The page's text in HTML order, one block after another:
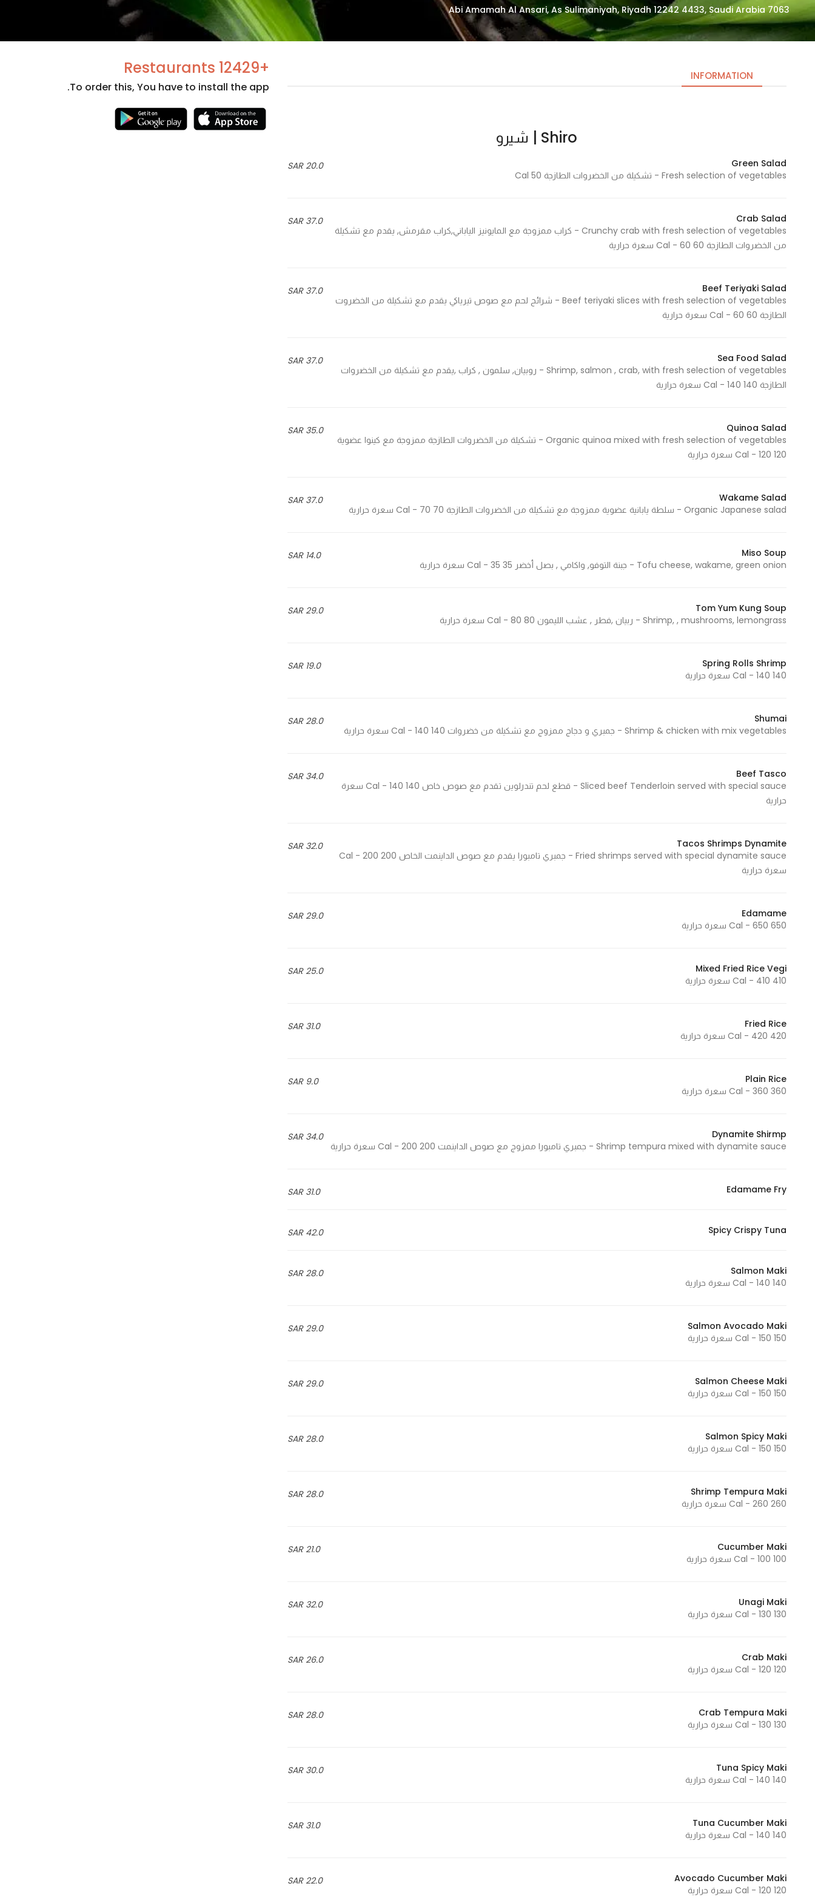
7063 Abi Amamah Al Ansari, As Sulimaniyah, Riyadh 12242 4433, Saudi Arabia
INFORMATION
Shiro | شيرو
20.0 SAR
Green Salad
Fresh selection of vegetables - تشكيلة من الخضروات الطازجة 50 Cal
37.0 SAR
Crab Salad
Crunchy crab with fresh selection of vegetables - كراب ممزوجة مع المايونيز الياباني,كراب مقرمش, يقدم مع تشكيلة
من الخضروات الطازجة 60 Cal - 60 سعرة حرارية
37.0 SAR
Beef Teriyaki Salad
Beef teriyaki slices with fresh selection of vegetables - شرائح لحم مع صوص تيرياكي يقدم مع تشكيلة من الخضروت
الطازجة 60 Cal - 60 سعرة حرارية
37.0 SAR
Sea Food Salad
Shrimp, salmon , crab, with fresh selection of vegetables - روبيان, سلمون , كراب ,يقدم مع تشكيلة من الخضروات
الطازجة 140 Cal - 140 سعرة حرارية
35.0 SAR
Quinoa Salad
Organic quinoa mixed with fresh selection of vegetables - تشكيلة من الخضروات الطازجة ممزوجة مع كينوا عضوية
120 Cal - 120 سعرة حرارية
37.0 SAR
Wakame Salad
Organic Japanese salad - سلطة يابانية عضوية ممزوجة مع تشكيلة من الخضروات الطازجة 70 Cal - 70 سعرة حرارية
14.0 SAR
Miso Soup
Tofu cheese, wakame, green onion - جبنة التوفو, واكامي , بصل أخضر 35 Cal - 35 سعرة حرارية
29.0 SAR
Tom Yum Kung Soup
Shrimp, , mushrooms, lemongrass - ربيان ,فطر , عشب الليمون 80 Cal - 80 سعرة حرارية
19.0 SAR
Spring Rolls Shrimp
140 Cal - 140 سعرة حرارية
28.0 SAR
Shumai
Shrimp & chicken with mix vegetables - جمبري و دجاج ممزوج مع تشكيلة من خضروات 140 Cal - 140 سعرة حرارية
34.0 SAR
Beef Tasco
Sliced beef Tenderloin served with special sauce - قطع لحم تندرلوين تقدم مع صوص خاص 140 Cal - 140 سعرة
حرارية
32.0 SAR
Tacos Shrimps Dynamite
Fried shrimps served with special dynamite sauce - جمبري تامبورا يقدم مع صوص الداينمت الخاص 200 Cal - 200
سعرة حرارية
29.0 SAR
Edamame
650 Cal - 650 سعرة حرارية
25.0 SAR
Mixed Fried Rice Vegi
410 Cal - 410 سعرة حرارية
31.0 SAR
Fried Rice
420 Cal - 420 سعرة حرارية
9.0 SAR
Plain Rice
360 Cal - 360 سعرة حرارية
34.0 SAR
Dynamite Shirmp
Shrimp tempura mixed with dynamite sauce - جمبري تامبورا ممزوج مع صوص الداينمت 200 Cal - 200 سعرة حرارية
31.0 SAR Edamame Fry
42.0 SAR Spicy Crispy Tuna
28.0 SAR
Salmon Maki
140 Cal - 140 سعرة حرارية
29.0 SAR
Salmon Avocado Maki
150 Cal - 150 سعرة حرارية
29.0 SAR
Salmon Cheese Maki
150 Cal - 150 سعرة حرارية
28.0 SAR
Salmon Spicy Maki
150 Cal - 150 سعرة حرارية
28.0 SAR
Shrimp Tempura Maki
260 Cal - 260 سعرة حرارية
21.0 SAR
Cucumber Maki
100 Cal - 100 سعرة حرارية
32.0 SAR
Unagi Maki
130 Cal - 130 سعرة حرارية
26.0 SAR
Crab Maki
120 Cal - 120 سعرة حرارية
28.0 SAR
Crab Tempura Maki
130 Cal - 130 سعرة حرارية
30.0 SAR
Tuna Spicy Maki
140 Cal - 140 سعرة حرارية
31.0 SAR
Tuna Cucumber Maki
140 Cal - 140 سعرة حرارية
22.0 SAR
Avocado Cucumber Maki
120 Cal - 120 سعرة حرارية
+12429 Restaurants
To order this, You have to install the app.
cookies
are not
needed
for the
Statistics
improve
the
website's
structure,
based on
used.
In order for
our website
possible
refuse
these
functionality
from the
website.
By sharing
your
interests and
site, you
seeing
personalized